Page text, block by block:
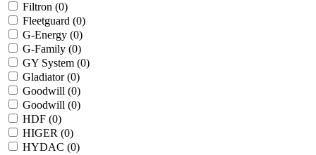
Filtron (0)
Fleetguard (0)
G-Energy (0)
G-Family (0)
GY System (0)
Gladiator (0)
Goodwill (0)
Goodwill (0)
HDF (0)
HIGER (0)
HYDAC (0)